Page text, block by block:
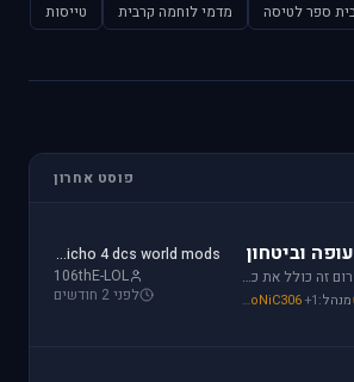
ספר לטיסה מדמי לוחמה קרבית
טייסות
פוסט אחרון
וביטחון
פורום זה כולל את כל נושאי התעופה האזרחית, הצבאית והבטחון בארץ ובעולם. ניתן לדון בכל נושא אקטואלי או היסטורי בתחומים אלו.
מנהל: Mike_69th SoNiC306+1
jericho 4 dcs world mods
106thE-LOL
לפני 2 חודשים